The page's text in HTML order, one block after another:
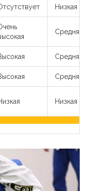
Низкая
Средняя
Средняя
Средняя
Низкая